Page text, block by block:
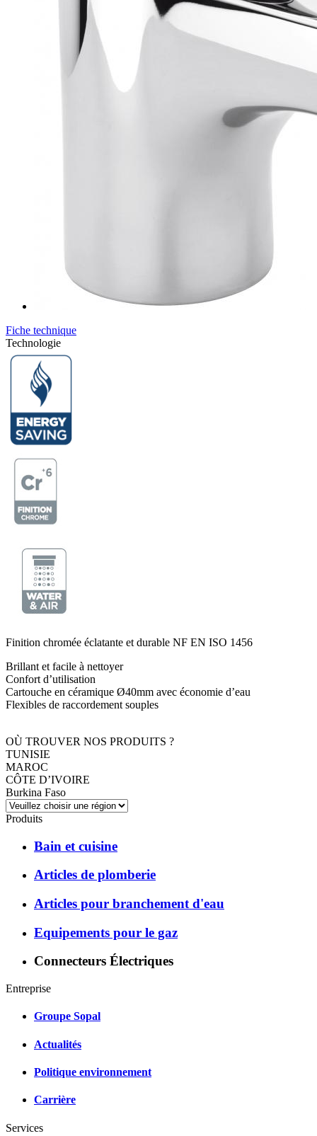
Fiche technique
Technologie
Finition chromée éclatante et durable NF EN ISO 1456
Brillant et facile à nettoyer
Confort d’utilisation
Cartouche en céramique Ø40mm avec économie d’eau
Flexibles de raccordement souples
OÙ TROUVER NOS PRODUITS ?
TUNISIE
MAROC
CÔTE D’IVOIRE
Burkina Faso
Produits
Bain et cuisine
Articles de plomberie
Articles pour branchement d'eau
Equipements pour le gaz
Connecteurs Électriques
Entreprise
Groupe Sopal
Actualités
Politique environnement
Carrière
Services